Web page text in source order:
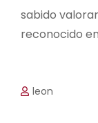
sabido
reconocido
leon